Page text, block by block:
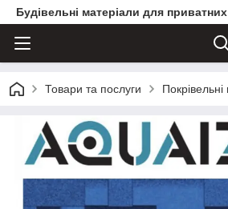
Будівельні матеріали для
Товари та послуги